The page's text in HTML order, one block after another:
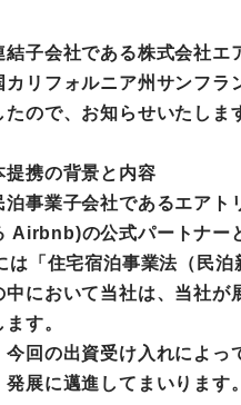
結子会社である株式会社
カリフォルニア州サンフ
たので、お知らせいたしま
提携の背景と内容
泊事業子会社であるエア
Airbnb)の公式パートナー
は「住宅宿泊事業法（民
中において当社は、当社
す。
今回の出資受け入れによ
発展に邁進してまいります。